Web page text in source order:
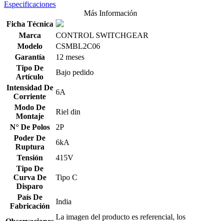
Especificaciones
Más Información
Ficha Técnica
Marca
CONTROL SWITCHGEAR
Modelo
CSMBL2C06
Garantía
12 meses
Tipo De
Artículo
Bajo pedido
Intensidad De
Corriente
6A
Modo De
Montaje
Riel din
N° De Polos
2P
Poder De
Ruptura
6kA
Tensión
415V
Tipo De
Curva De
Disparo
Tipo C
País De
Fabricación
India
La imagen del producto es referencial, los